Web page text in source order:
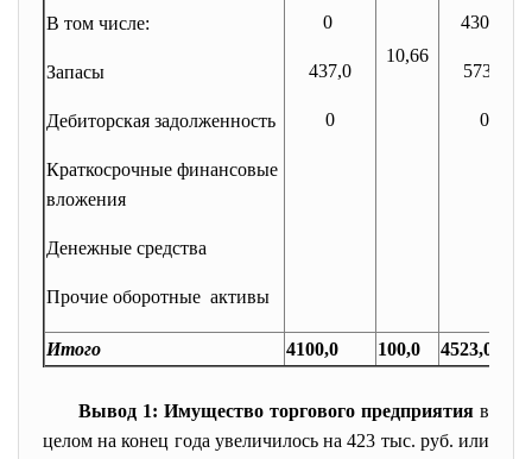
В том числе:
Запасы
Дебиторская задолженность
Краткосрочные финансовые
вложения
Денежные средства
Прочие оборотные активы
0
437,0
0
10,66
430,0
573,0
0
Итого 4100,0 100,0 4523,0
Вывод 1: Имущество торгового предприятия в
целом на конец года увеличилось на 423 тыс. руб. или